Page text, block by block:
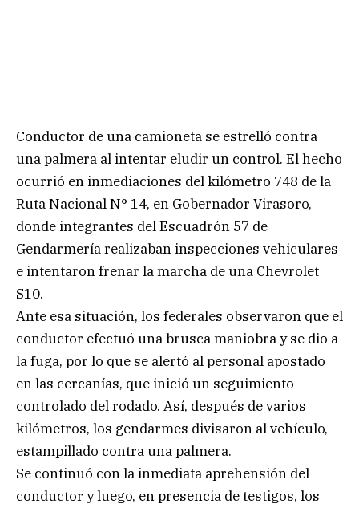
Conductor de una camioneta se estrelló contra
una palmera al intentar eludir un control. El hecho
ocurrió en inmediaciones del kilómetro 748 de la
Ruta Nacional N° 14, en Gobernador Virasoro,
donde integrantes del Escuadrón 57 de
Gendarmería realizaban inspecciones vehiculares
e intentaron frenar la marcha de una Chevrolet
S10.
Ante esa situación, los federales observaron que el
conductor efectuó una brusca maniobra y se dio a
la fuga, por lo que se alertó al personal apostado
en las cercanías, que inició un seguimiento
controlado del rodado. Así, después de varios
kilómetros, los gendarmes divisaron al vehículo,
estampillado contra una palmera.
Se continuó con la inmediata aprehensión del
conductor y luego, en presencia de testigos, los